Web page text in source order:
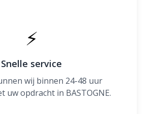
⚡
Snelle service
wij binnen 24-48 uur
uw opdracht in BASTOGNE.